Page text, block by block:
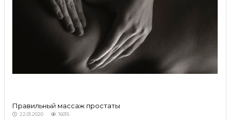
Правильный массаж простаты
22.01.2020 16015